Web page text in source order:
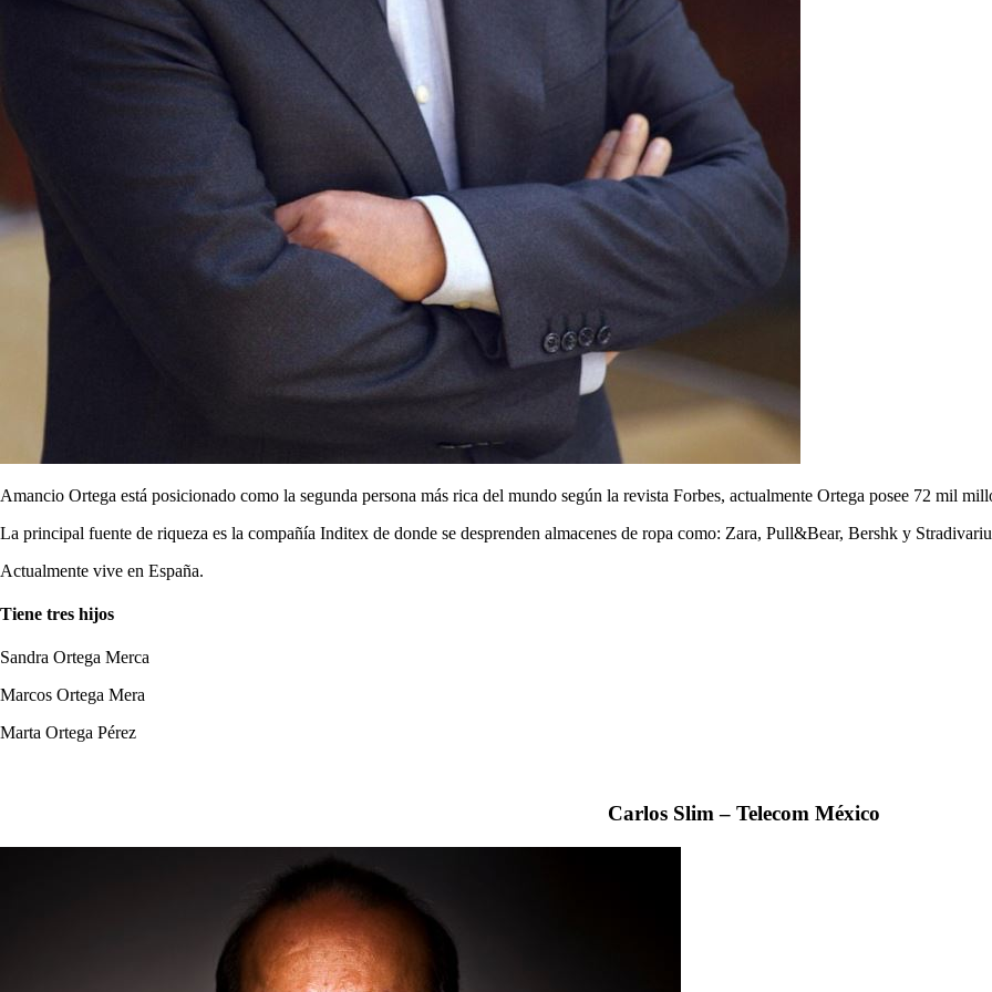
Amancio Ortega está posicionado como la segunda persona más rica del mundo según la revista Forbes, actualmente Ortega posee 72 mil
La principal fuente de riqueza es la compañía Inditex de donde se desprenden almacenes de ropa como: Zara, Pull&Bear, Bershk y
Actualmente vive en España.
Tiene tres hijos
Sandra Ortega Merca
Marcos Ortega Mera
Marta Ortega Pérez
Carlos Slim – Telecom México